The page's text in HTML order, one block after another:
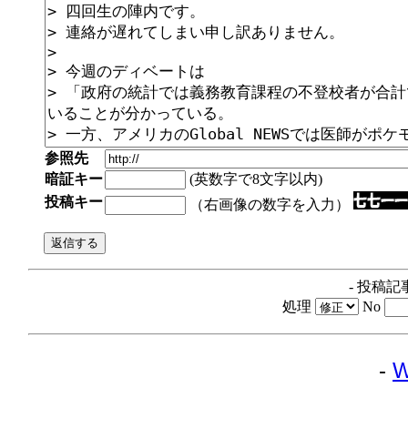
参照先
暗証キー
(英数字で8文字以内)
投稿キー
（右画像の数字を入力）
- 投稿記
処理
No
-